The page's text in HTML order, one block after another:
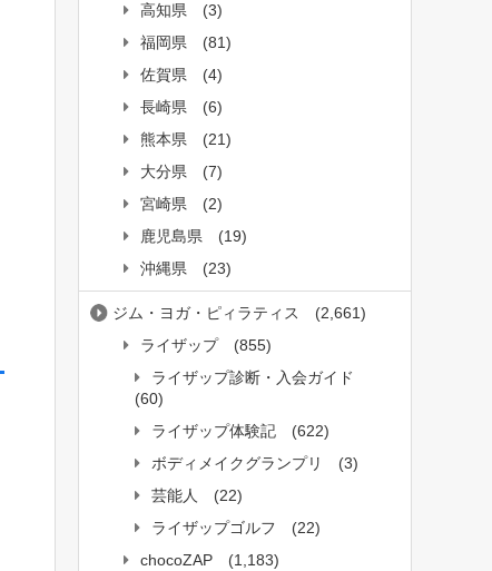
高知県
(3)
福岡県
(81)
佐賀県
(4)
長崎県
(6)
熊本県
(21)
大分県
(7)
宮崎県
(2)
鹿児島県
(19)
沖縄県
(23)
ジム・ヨガ・ピィラティス
(2,661)
ライザップ
(855)
ライザップ診断・入会ガイド
(60)
ライザップ体験記
(622)
ボディメイクグランプリ
(3)
芸能人
(22)
ライザップゴルフ
(22)
chocoZAP
(1,183)